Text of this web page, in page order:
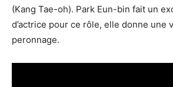
(Kang Tae-oh). Park Eun-bin fait un
d’actrice pour ce rôle, elle donne une
peronnage.